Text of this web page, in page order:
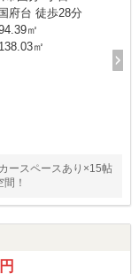
府台 徒歩28分
㎡
138.03㎡
ースペースあり×15帖
！